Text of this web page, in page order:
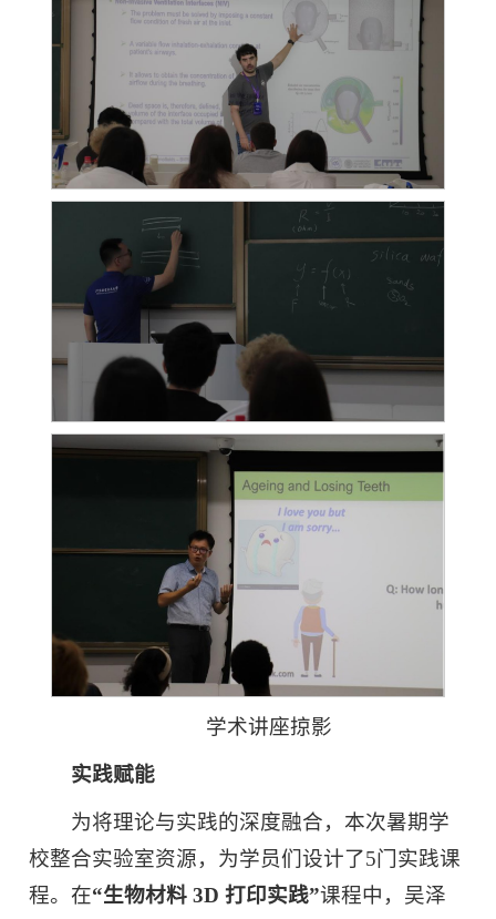
学术讲座掠影
实践赋能
为将理论与实践的深度融合，本次暑期学
校整合实验室资源，为学员们设计了5门实践课
程。在“生物材料 3D 打印实践”课程中，吴泽